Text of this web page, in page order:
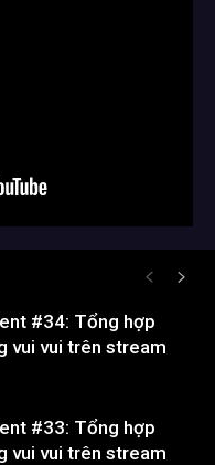
#34: Tổng hợp
vui vui trên stream
#33: Tổng hợp
vui vui trên stream